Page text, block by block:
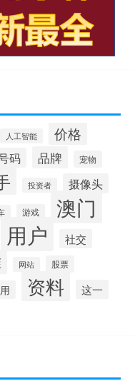
人工智能 价格
码 品牌 宠物
投资者 摄像头
游戏 澳门
用户 社交
网站 股票
资料 这一